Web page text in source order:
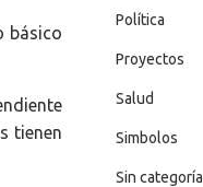
básico
tienen
Política
Proyectos
Salud
Simbolos
Sin categoría